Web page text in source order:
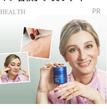
支える朝ルーティンと
HEALTH PR